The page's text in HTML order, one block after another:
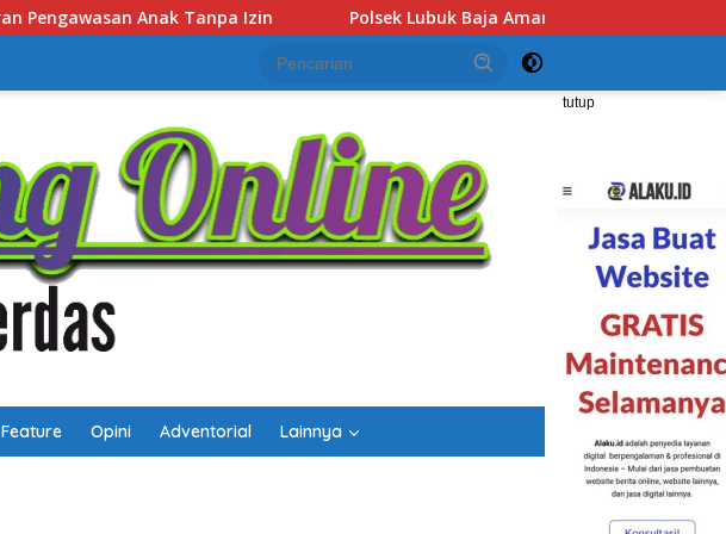
Polsek Lubuk Baja Amankan Dua Tersangka Beserta 74 Cartridge Vape
tutup
Feature Opini Adventorial Lainnya